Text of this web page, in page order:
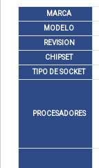
MARCA
MODELO
REVISION
CHIPSET
TIPO DE SOCKET
PROCESADORES